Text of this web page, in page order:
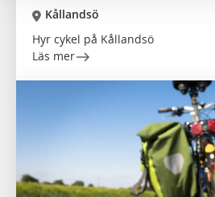
Kållandsö
Hyr cykel på Kållandsö
Läs mer